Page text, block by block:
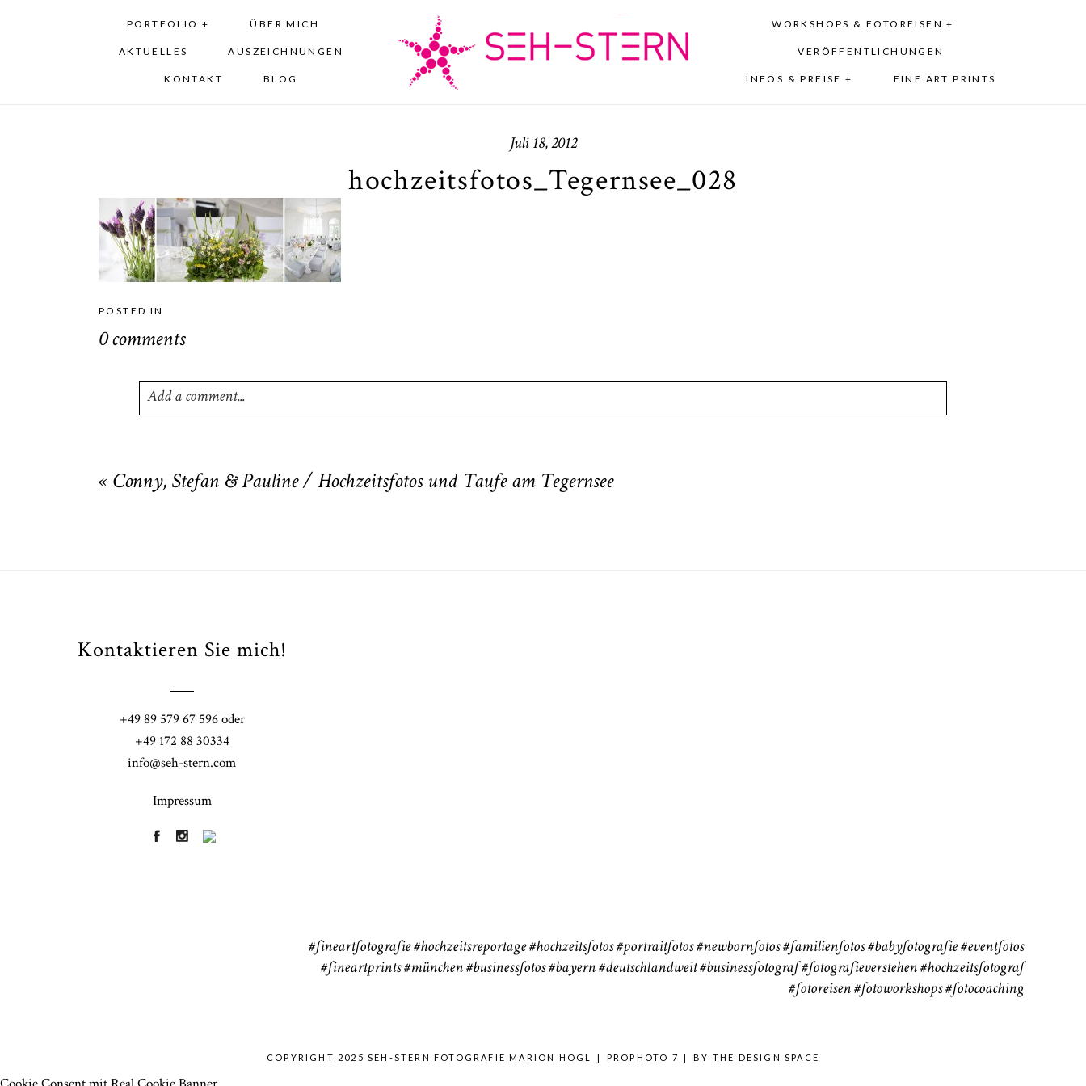
PORTFOLIO + ÜBER MICH
AKTUELLES AUSZEICHNUNGEN
KONTAKT BLOG
WORKSHOPS & FOTOREISEN +
VERÖFFENTLICHUNGEN
INFOS & PREISE + FINE ART PRINTS
Juli 18, 2012
hochzeitsfotos_Tegernsee_028
POSTED IN
0 comments
Add a comment...
« Conny, Stefan & Pauline / Hochzeitsfotos und Taufe am Tegernsee
Kontaktieren Sie mich!
+49 89 579 67 596 oder
+49 172 88 30334
info@seh-stern.com
Impressum
#fineartfotografie #hochzeitsreportage #hochzeitsfotos #portraitfotos #newbornfotos #familienfotos #babyfotografie #eventfotos
#fineartprints#münchen#businessfotos#bayern #deutschlandweit #businessfotograf#fotografieverstehen #hochzeitsfotograf
#fotoreisen #fotoworkshops #fotocoaching
COPYRIGHT 2025 SEH-STERN FOTOGRAFIE MARION HOGL | PROPHOTO 7 | BY THE DESIGN SPACE